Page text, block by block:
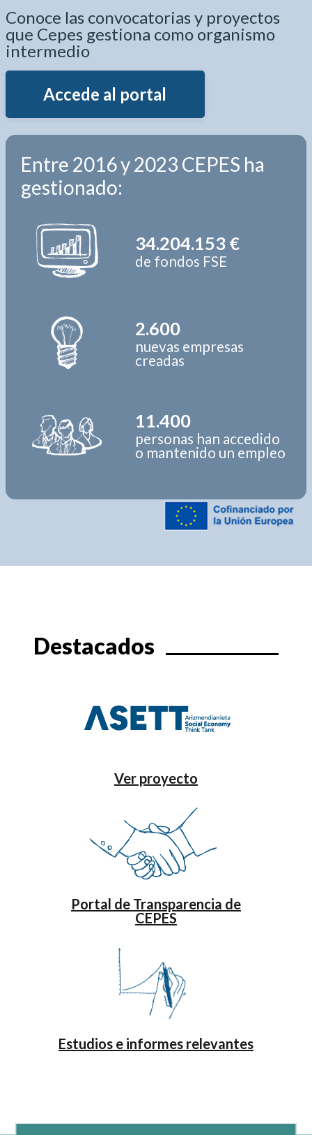
Conoce las convocatorias y proyectos
que Cepes gestiona como organismo
intermedio
Accede al portal
Entre 2016 y 2023 CEPES ha
gestionado:
34.204.153 €
de fondos FSE
2.600
nuevas empresas
creadas
11.400
personas han accedido
o mantenido un empleo
Destacados
Ver proyecto
Portal de Transparencia de
CEPES
Estudios e informes relevantes